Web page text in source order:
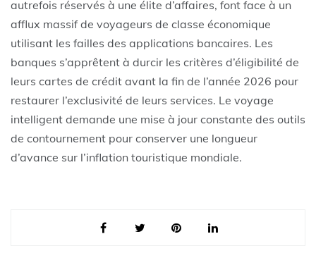
autrefois réservés à une élite d’affaires, font face à un
afflux massif de voyageurs de classe économique
utilisant les failles des applications bancaires. Les
banques s’apprêtent à durcir les critères d’éligibilité de
leurs cartes de crédit avant la fin de l’année 2026 pour
restaurer l’exclusivité de leurs services. Le voyage
intelligent demande une mise à jour constante des outils
de contournement pour conserver une longueur
d’avance sur l’inflation touristique mondiale.